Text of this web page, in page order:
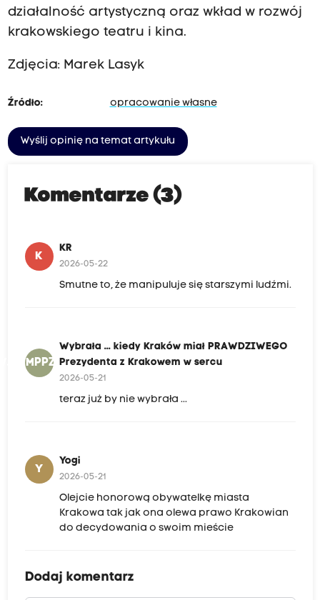
działalność artystyczną oraz wkład w rozwój
krakowskiego teatru i kina.
Zdjęcia: Marek Lasyk
Źródło: opracowanie własne
Wyślij opinię na temat artykułu
Komentarze (3)
K
KR
2026-05-22
Smutne to, że manipuluje się starszymi ludźmi.
Wybrała ... kiedy Kraków miał PRAWDZIWEGO
Prezydenta z Krakowem w sercu
2026-05-21
teraz już by nie wybrała ...
Y
Yogi
2026-05-21
Olejcie honorową obywatelkę miasta
Krakowa tak jak ona olewa prawo Krakowian
do decydowania o swoim mieście
Dodaj komentarz